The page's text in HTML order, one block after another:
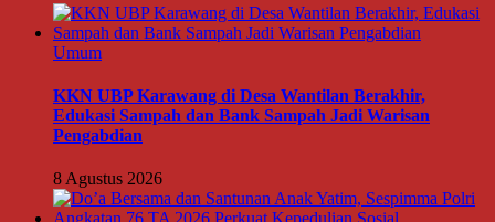
Umum
KKN UBP Karawang di Desa Wantilan Berakhir,
Edukasi Sampah dan Bank Sampah Jadi Warisan
Pengabdian
8 Agustus 2026